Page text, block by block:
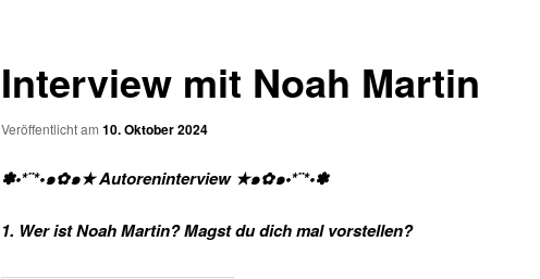
Interview mit Noah Martin
Veröffentlicht am 10. Oktober 2024
✽•*¨*•๑✿๑★ Autoreninterview ★๑✿๑•*¨*•✽
1. Wer ist Noah Martin? Magst du dich mal vorstellen?